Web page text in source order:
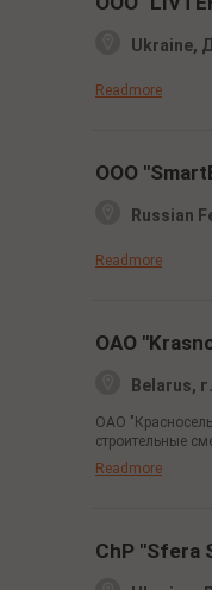
Ukraine,
Readmore
OOO
Russian
Readmore
OAO
Belarus,
ОАО
строительные
Readmore
ChP "Sfera